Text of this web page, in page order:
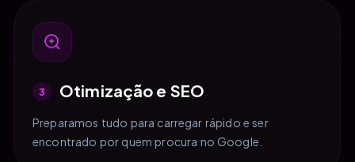
3 Otimização e SEO
Preparamos tudo para carregar rápido e ser
encontrado por quem procura no Google.